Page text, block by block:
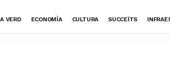
VERD ECONOMÍA CULTURA SUCCEÏTS